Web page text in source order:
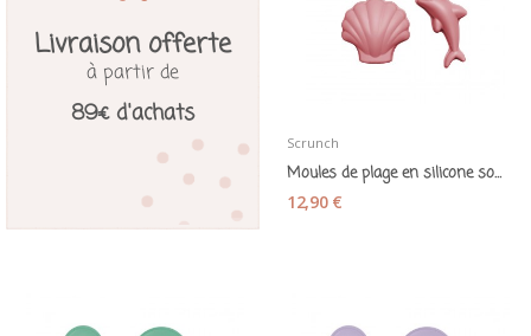
Livraison offerte
à partir de
89€ d'achats
Scrunch
Moules de plage en silicone souple "Scrunch rose"
12,90 €